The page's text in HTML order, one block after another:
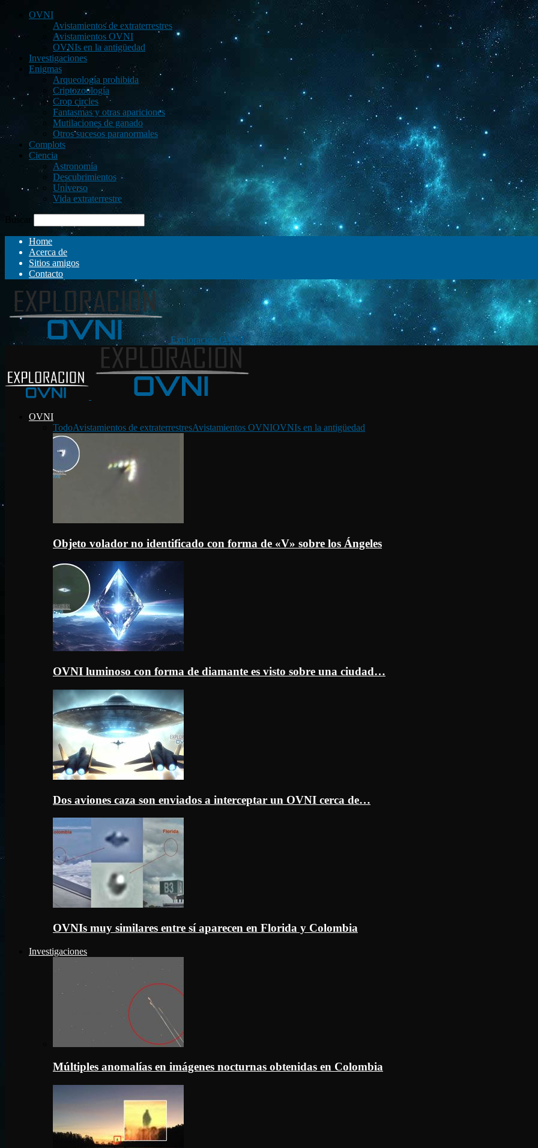
OVNI
Avistamientos de extraterrestres
Avistamientos OVNI
OVNIs en la antigüedad
Investigaciones
Enigmas
Arqueología prohibida
Criptozoología
Crop circles
Fantasmas y otras apariciones
Mutilaciones de ganado
Otros sucesos paranormales
Complots
Ciencia
Astronomía
Descubrimientos
Universo
Vida extraterrestre
Buscar
Home
Acerca de
Sitios amigos
Contacto
Exploración OVNI
OVNI
TodoAvistamientos de extraterrestresAvistamientos OVNIOVNIs en la antigüedad
Objeto volador no identificado con forma de «V» sobre los Ángeles
OVNI luminoso con forma de diamante es visto sobre una ciudad…
Dos aviones caza son enviados a interceptar un OVNI cerca de…
OVNIs muy similares entre sí aparecen en Florida y Colombia
Investigaciones
Múltiples anomalías en imágenes nocturnas obtenidas en Colombia